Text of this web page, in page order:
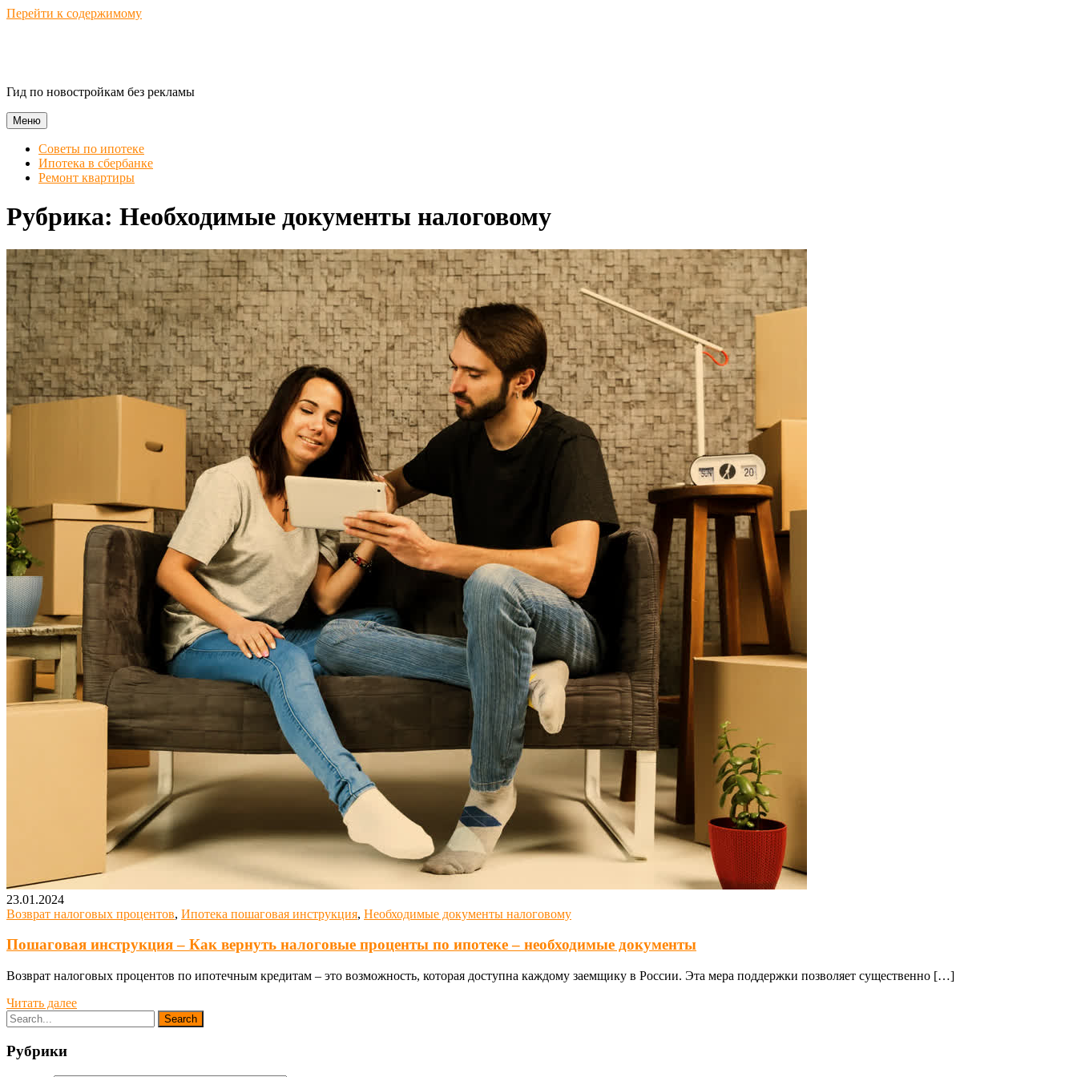
Перейти к содержимому
Гид по новостройкам без рекламы
Меню
Советы по ипотеке
Ипотека в сбербанке
Ремонт квартиры
Рубрика: Необходимые документы налоговому
23.01.2024
Возврат налоговых процентов, Ипотека пошаговая инструкция, Необходимые документы налоговому
Пошаговая инструкция – Как вернуть налоговые проценты по ипотеке – необходимые документы
Возврат налоговых процентов по ипотечным кредитам – это возможность, которая доступна каждому заемщику в России. Эта мера поддержки позволяет существенно […]
Читать далее
Рубрики